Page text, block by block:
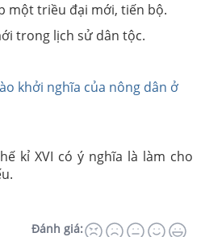
một triều đại mới, tiến bộ.
trong lịch sử dân tộc.
khởi nghĩa của nông dân ở
kỉ XVI có ý nghĩa là làm cho
Đánh giá: